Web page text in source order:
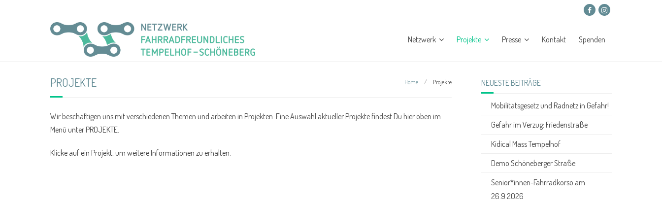
Netzwerk Projekte Presse Kontakt Spenden
PROJEKTE Home / Projekte
Wir beschäftigen uns mit verschiedenen Themen und arbeiten in Projekten. Eine Auswahl aktueller Projekte findest Du hier oben im
Menü unter PROJEKTE.
Klicke auf ein Projekt, um weitere Informationen zu erhalten.
NEUESTE BEITRÄGE
Mobilitätsgesetz und Radnetz in Gefahr!
Gefahr im Verzug: Friedenstraße
Kidical Mass Tempelhof
Demo Schöneberger Straße
Senior*innen-Fahrradkorso am
26.9.2026